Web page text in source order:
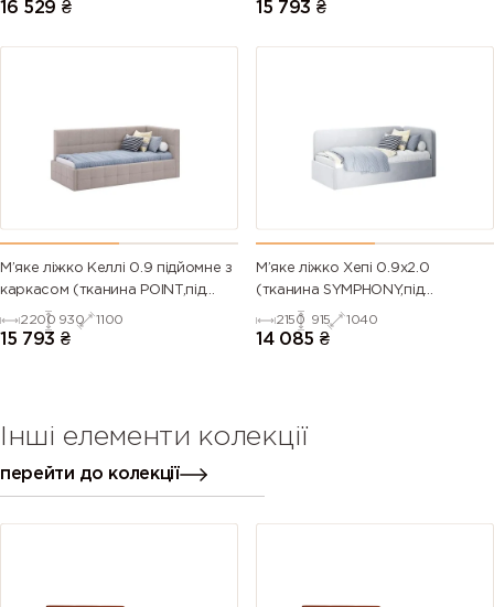
16 529 ₴ 15 793 ₴
М’яке ліжко Келлі 0.9 підйомне з
каркасом (тканина POINT,під
замовлення)
2200 930 1100
15 793 ₴
М’яке ліжко Хепі 0.9х2.0
(тканина SYMPHONY,під
замовлення)
2150 915 1040
14 085 ₴
Інші елементи колекції
перейти до колекції